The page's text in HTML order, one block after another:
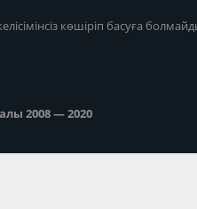
көшіріп басуға
2008 — 2020